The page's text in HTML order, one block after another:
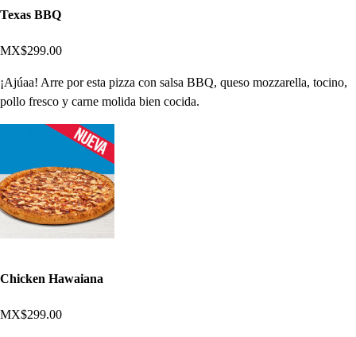
Texas BBQ
MX$299.00
¡Ajúaa! Arre por esta pizza con salsa BBQ, queso mozzarella, tocino,
pollo fresco y carne molida bien cocida.
Chicken Hawaiana
MX$299.00